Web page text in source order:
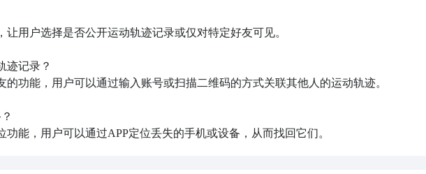
用户选择是否公开运动轨迹记录或仅对特定好友可见。
迹记录？
功能，用户可以通过输入账号或扫描二维码的方式关联其他人的运动轨迹。
能，用户可以通过APP定位丢失的手机或设备，从而找回它们。